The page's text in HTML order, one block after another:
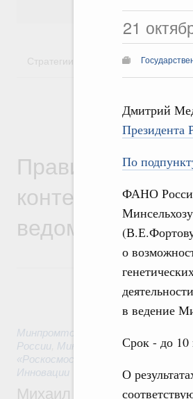
21
Дмитрий
Президента
По
ФАНО
о
в ведение
Срок - до 10
О
Стратегии Государственные
контексте
ведомств
Минпромторг России
России Минсельхоз России ,
«Роскосмос»
Инновации
Михаил Мишустин дал